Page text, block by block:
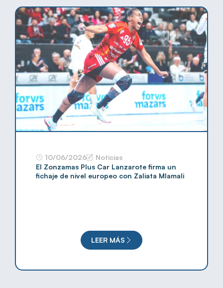
10/06/2026
Noticias
El Zonzamas Plus Car Lanzarote firma un
fichaje de nivel europeo con Zaliata Mlamali
LEER MÁS